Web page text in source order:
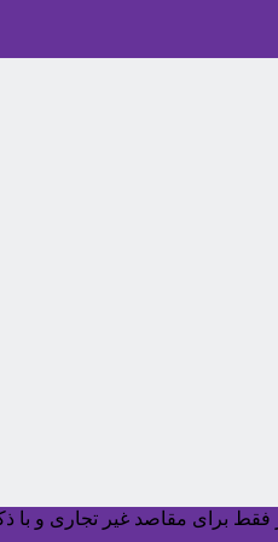
فقط برای مقاصد غیر تجاری و با